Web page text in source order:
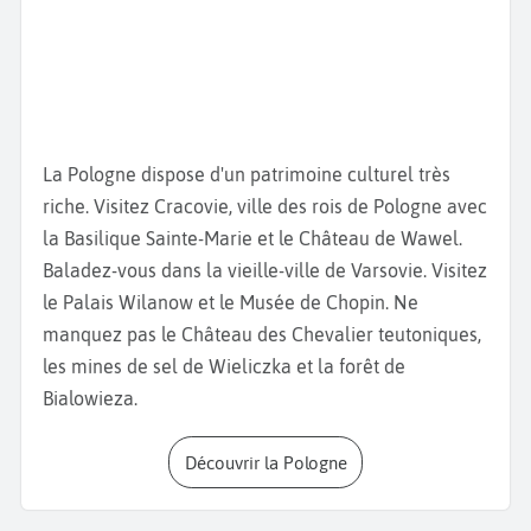
et poètes polonais sont enterrés. Visitez le musée
d’art populaire et prenez une photo de laTour de
l’Hôtel de ville.Admirez la beauté de laBasilique
Sainte-Marie,l'un des monuments les plus
emblématiques de la ville.
Baladez-vous, ensuite, dans leparc Planty.Allez
faire un tour à l’exposition de l’usine d’Oskar
Schindleret visitez la
Sortez du centre ville et montez sur le
qui surplombe la ville et offre un
La Pologne dispose d'un patrimoine culturel très
riche. Visitez Cracovie, ville des rois de Pologne avec
la Basilique Sainte-Marie et le Château de Wawel.
Baladez-vous dans la vieille-ville de Varsovie. Visitez
le Palais Wilanow et le Musée de Chopin. Ne
manquez pas le Château des Chevalier teutoniques,
les mines de sel de Wieliczka et la forêt de
Bialowieza.
Découvrir la Pologne